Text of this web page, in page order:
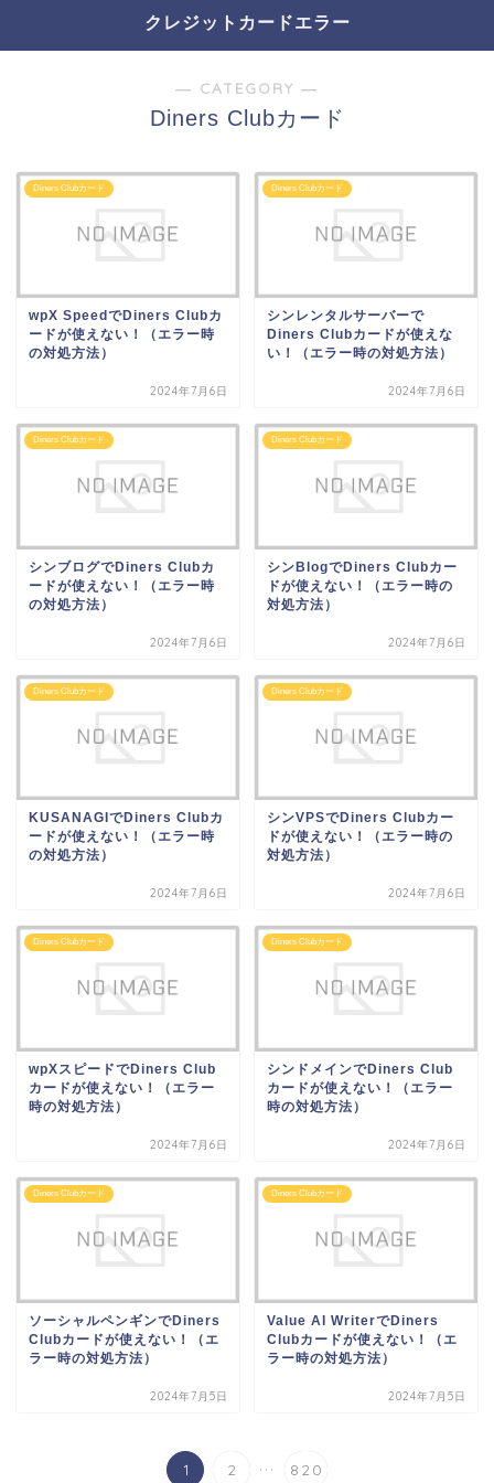
クレジットカードエラー
― CATEGORY ―
Diners Clubカード
Diners Clubカード
wpX SpeedでDiners Clubカ
ードが使えない！（エラー時
の対処方法）
2024年7月6日
Diners Clubカード
シンレンタルサーバーで
Diners Clubカードが使えな
い！（エラー時の対処方法）
2024年7月6日
Diners Clubカード
シンブログでDiners Clubカ
ードが使えない！（エラー時
の対処方法）
2024年7月6日
Diners Clubカード
シンBlogでDiners Clubカー
ドが使えない！（エラー時の
対処方法）
2024年7月6日
Diners Clubカード
KUSANAGIでDiners Clubカ
ードが使えない！（エラー時
の対処方法）
2024年7月6日
Diners Clubカード
シンVPSでDiners Clubカー
ドが使えない！（エラー時の
対処方法）
2024年7月6日
Diners Clubカード
wpXスピードでDiners Club
カードが使えない！（エラー
時の対処方法）
2024年7月6日
Diners Clubカード
シンドメインでDiners Club
カードが使えない！（エラー
時の対処方法）
2024年7月6日
Diners Clubカード
ソーシャルペンギンでDiners
Clubカードが使えない！（エ
ラー時の対処方法）
2024年7月5日
Diners Clubカード
Value AI WriterでDiners
Clubカードが使えない！（エ
ラー時の対処方法）
2024年7月5日
1 2 ... 820